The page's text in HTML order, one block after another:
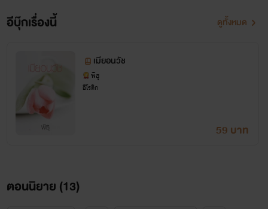
ต้องสนอง เธอคนเดียวเท่านั้น มือหนากดบ่าของหญิงสาวให้นั่ง
ลง แม้เธอจะขัดขืน แต่ก็ไม่สามารถสู้แรงเขาได้
“รูดถุงยางออก ได้เวลาดื่มน้ำแล้ว”
คำสั่งของเขาทำให้ณิชาถึงกับน้ำตาคลอ หญิงสาวเงยขึ้นมอง
หน้าเขา เธอเม้มปากแน่น เขามันคนใจร้าย ไม่คิดถึงใจเธอบ้าง
เลย ใช้ท่อนลำเสียบกระแทกร่องของนิรมล ขย่มเอากันจนโซฟา
***นิยายเรื่องนี้มีอีบุ๊กวางขายที่เว็บMEB แล้ว
อีบุ๊กเรื่องนี้ ดูทั้งหมด
เมียอนวัช
พิธุ
อีโรติก
59 บาท
ตอนนิยาย (13)